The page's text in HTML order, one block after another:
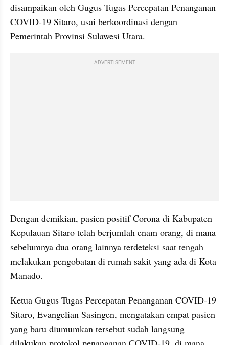
disampaikan oleh Gugus Tugas Percepatan Penanganan
COVID-19 Sitaro, usai berkoordinasi dengan
Pemerintah Provinsi Sulawesi Utara.
ADVERTISEMENT
Dengan demikian, pasien positif Corona di Kabupaten
Kepulauan Sitaro telah berjumlah enam orang, di mana
sebelumnya dua orang lainnya terdeteksi saat tengah
melakukan pengobatan di rumah sakit yang ada di Kota
Manado.
Ketua Gugus Tugas Percepatan Penanganan COVID-19
Sitaro, Evangelian Sasingen, mengatakan empat pasien
yang baru diumumkan tersebut sudah langsung